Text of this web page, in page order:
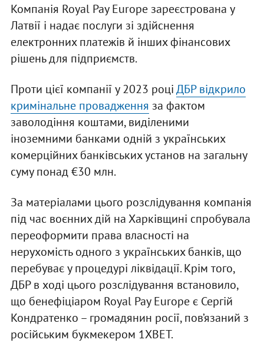
Компанія Royal Pay Europe зареєстрована у
Латвії і надає послуги зі здійснення
електронних платежів й інших фінансових
рішень для підприємств.
Проти цієї компанії у 2023 роціДБР відкрило
кримінальне провадження за фактом
заволодіння коштами, виділеними
іноземними банками одній з українських
комерційних банківських установ на загальну
суму понад €30 млн.
За матеріалами цього розслідування компанія
під час воєнних дій на Харківщині спробувала
переоформити права власності на
нерухомість одного з українських банків, що
перебуває у процедурі ліквідації. Крім того,
ДБР в ході цього розслідування встановило,
що бенефіціаром Royal Pay Europe є Сергій
Кондратенко – громадянин росії, пов’язаний з
російським букмекером 1XBET.